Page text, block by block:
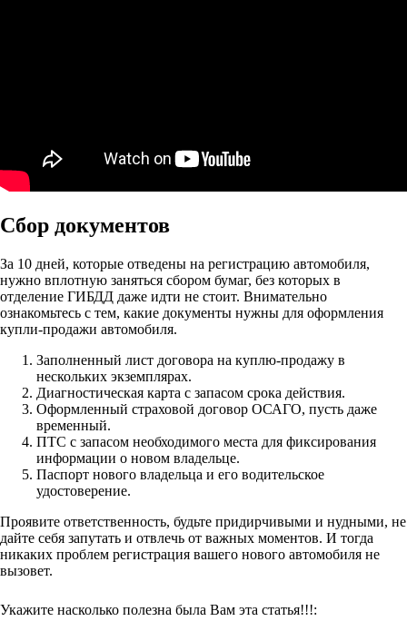
Сбор документов
За 10 дней, которые отведены на регистрацию автомобиля,
нужно вплотную заняться сбором бумаг, без которых в
отделение ГИБДД даже идти не стоит. Внимательно
ознакомьтесь с тем, какие документы нужны для оформления
купли-продажи автомобиля.
Заполненный лист договора на куплю-продажу в
нескольких экземплярах.
Диагностическая карта с запасом срока действия.
Оформленный страховой договор ОСАГО, пусть даже
временный.
ПТС с запасом необходимого места для фиксирования
информации о новом владельце.
Паспорт нового владельца и его водительское
удостоверение.
Проявите ответственность, будьте придирчивыми и нудными, не
дайте себя запутать и отвлечь от важных моментов. И тогда
никаких проблем регистрация вашего нового автомобиля не
вызовет.
Укажите насколько полезна была Вам эта статья!!!: